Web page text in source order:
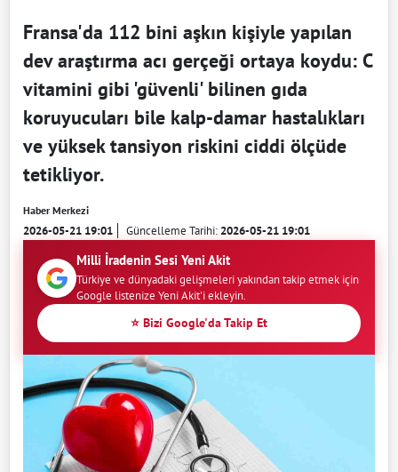
Fransa'da 112 bini aşkın kişiyle yapılan
dev araştırma acı gerçeği ortaya koydu: C
vitamini gibi 'güvenli' bilinen gıda
koruyucuları bile kalp-damar hastalıkları
ve yüksek tansiyon riskini ciddi ölçüde
tetikliyor.
Haber Merkezi
2026-05-21 19:01 Güncelleme Tarihi:2026-05-21 19:01
Milli İradenin Sesi Yeni Akit
Türkiye ve dünyadaki gelişmeleri yakından takip etmek için
Google listenize Yeni Akit'i ekleyin.
⭐ Bizi Google'da Takip Et